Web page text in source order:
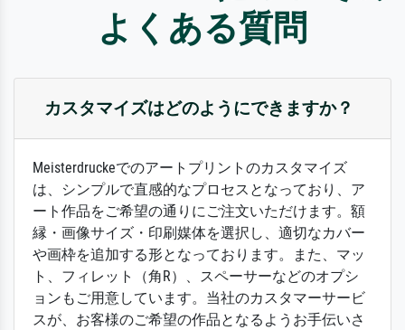
よくある質問
カスタマイズはどのようにできますか？
Meisterdruckeでのアートプリントのカスタマイズ
は、シンプルで直感的なプロセスとなっており、ア
ート作品をご希望の通りにご注文いただけます。額
縁・画像サイズ・印刷媒体を選択し、適切なカバー
や画枠を追加する形となっております。また、マッ
ト、フィレット（角R）、スペーサーなどのオプシ
ョンもご用意しています。当社のカスタマーサービ
スが、お客様のご希望の作品となるようお手伝いさ